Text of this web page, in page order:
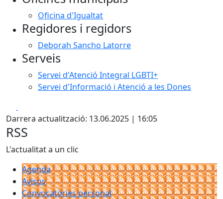
Oficina d'Igualtat
Regidores i regidors
Deborah Sancho Latorre
Serveis
Servei d'Atenció Integral LGBTI+
Servei d'Informació i Atenció a les Dones
Darrera actualització: 13.06.2025 | 16:05
RSS
L'actualitat a un clic
Agenda
Avisos
Convocatòries personal